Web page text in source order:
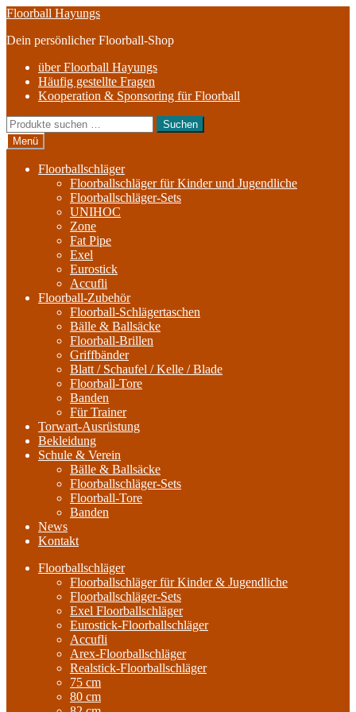
Zur
springen
Zum
springen
Floorball Hayungs
Dein persönlicher Floorball-Shop
über Floorball Hayungs
Häufig gestellte Fragen
Kooperation & Sponsoring für Floorball
Suche
nach:
Suchen
Menü
Floorballschläger
Floorballschläger für Kinder und Jugendliche
Floorballschläger-Sets
UNIHOC
Zone
Fat Pipe
Exel
Eurostick
Accufli
Floorball-Zubehör
Floorball-Schlägertaschen
Bälle & Ballsäcke
Floorball-Brillen
Griffbänder
Blatt / Schaufel / Kelle / Blade
Floorball-Tore
Banden
Für Trainer
Torwart-Ausrüstung
Bekleidung
Schule & Verein
Bälle & Ballsäcke
Floorballschläger-Sets
Floorball-Tore
Banden
News
Kontakt
Floorballschläger
Floorballschläger für Kinder & Jugendliche
Floorballschläger-Sets
Exel Floorballschläger
Eurostick-Floorballschläger
Accufli
Arex-Floorballschläger
Realstick-Floorballschläger
75 cm
80 cm